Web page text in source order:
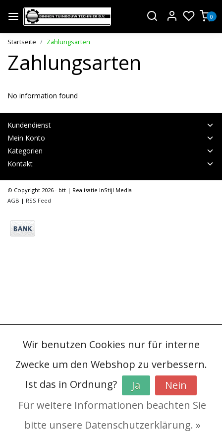
0
Startseite Zahlungsarten
Zahlungsarten
No information found
Kundendienst
Mein Konto
Kategorien
Kontakt
© Copyright 2026 - btt | Realisatie InStijl Media
AGB | RSS Feed
Wir benutzen Cookies nur für interne
Zwecke um den Webshop zu verbessern.
Ist das in Ordnung?
Ja
Nein
Für weitere Informationen beachten Sie
bitte unsere Datenschutzerklärung. »